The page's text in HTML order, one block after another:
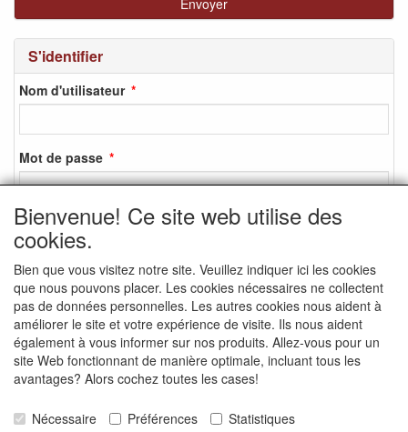
S'identifier
Nom d'utilisateur
Mot de passe
S'inscrire
Mot de passe oublié ?
MEDIA SOCIAUX
Bienvenue! Ce site web utilise des
cookies.
Bien que vous visitez notre site. Veuillez indiquer ici les cookies
que nous pouvons placer. Les cookies nécessaires ne collectent
pas de données personnelles. Les autres cookies nous aident à
améliorer le site et votre expérience de visite. Ils nous aident
également à vous informer sur nos produits. Allez-vous pour un
site Web fonctionnant de manière optimale, incluant tous les
avantages? Alors cochez toutes les cases!
Nécessaire Préférences Statistiques